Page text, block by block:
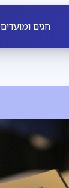
חגים ומועדים